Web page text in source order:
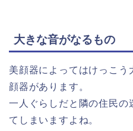
大きな音がなるもの
美顔器によってはけっこう
顔器があります。
一人ぐらしだと隣の住民の
てしまいますよね。